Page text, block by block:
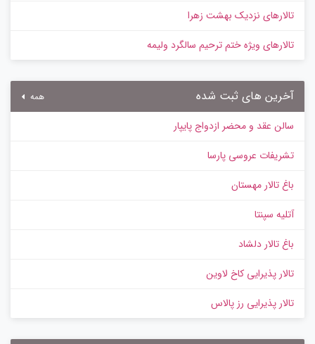
تالارهای نزدیک بهشت زهرا
تالارهای ویژه ختم ترحیم سالگرد ولیمه
آخرین های ثبت شده همه
سالن عقد و محضر ازدواج پایپار
تشریفات عروسی پارسا
باغ تالار مهستان
آتلیه سپنتا
باغ تالار دلشاد
تالار پذیرایی کاخ لاوین
تالار پذیرایی رز پالاس